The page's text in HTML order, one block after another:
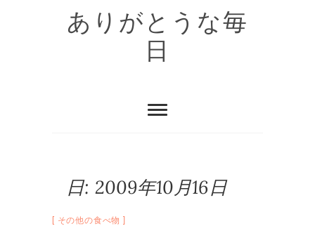
ありがとうな毎
日
日: 2009年10月16日
その他の食べ物